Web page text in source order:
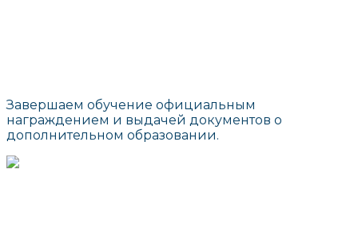
Завершаем обучение официальным
награждением и выдачей документов о
дополнительном образовании.